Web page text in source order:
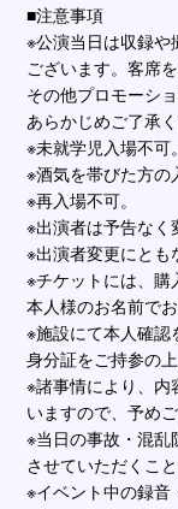
■注意事項
※公演当日は収録
ございます。客席
その他プロモーシ
あらかじめご了承く
※未就学児入場不可。
※酒気を帯びた方の
※再入場不可。
※出演者は予告なく
※出演者変更にとも
※チケットには、
本⼈様のお名前で
※施設にて本⼈確認
⾝分証をご持参の
※諸事情により、
いますので、予め
※当⽇の事故・混乱
させていただくこ
※イベント中の録⾳